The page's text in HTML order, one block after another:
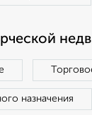
назначения